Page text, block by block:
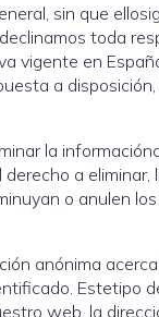
sin que
toda
vigente en
a
la
a eliminar,
o anulen
anónima
Estetipo
web, la